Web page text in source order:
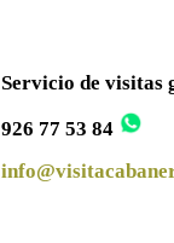
Servicio de visitas
926 77 53 84